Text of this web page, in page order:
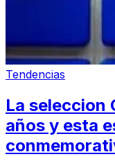
Tendencias
La seleccion
años y esta